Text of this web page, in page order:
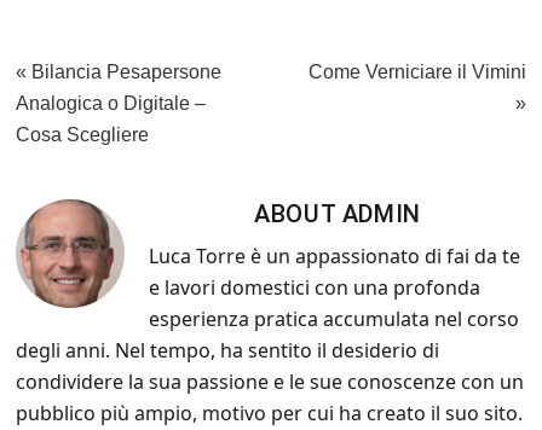
Previous
Post:
« Bilancia Pesapersone
Analogica o Digitale –
Cosa Scegliere
Next
Come Verniciare il Vimini
»
ABOUT ADMIN
Luca Torre è un appassionato di fai da te
e lavori domestici con una profonda
esperienza pratica accumulata nel corso
degli anni. Nel tempo, ha sentito il desiderio di
condividere la sua passione e le sue conoscenze con un
pubblico più ampio, motivo per cui ha creato il suo sito.